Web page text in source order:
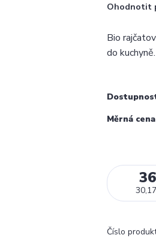
Ohodnotit
Bio
do kuchyně.
Měrná cena
Číslo